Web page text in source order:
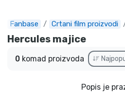
Fanbase Crtani film proizvodi
Hercules majice
0 komad proizvoda
Popis je
Ekspresna dostava
Prednarudžbe
Outlet proizvodi
Dostava i plaćanje